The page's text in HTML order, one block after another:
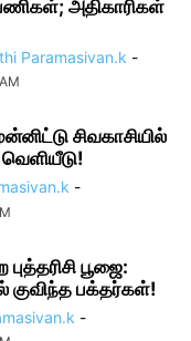
அதிகாரிகள்
Paramasivan.k -
சிவகாசியில்
-
பூஜை:
குவிந்த பக்தர்கள்!
-